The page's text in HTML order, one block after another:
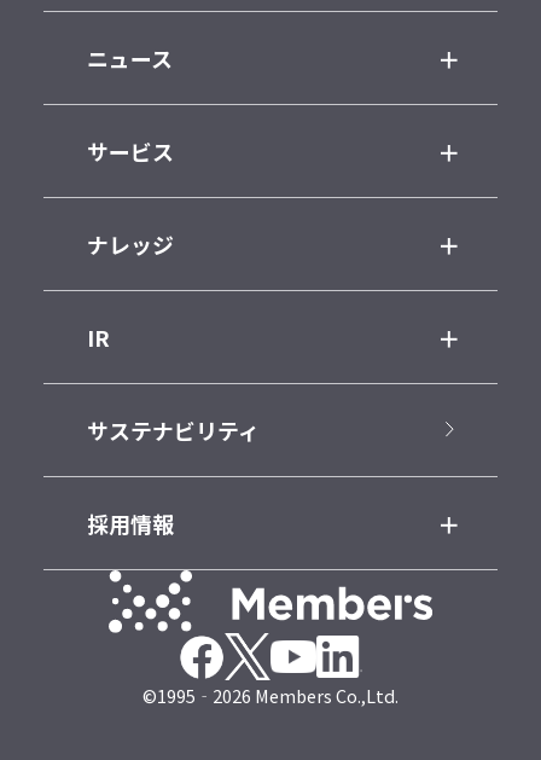
ニュース
サービス
ナレッジ
IR
サステナビリティ
採用情報
©1995‐2026 Members Co.,Ltd.